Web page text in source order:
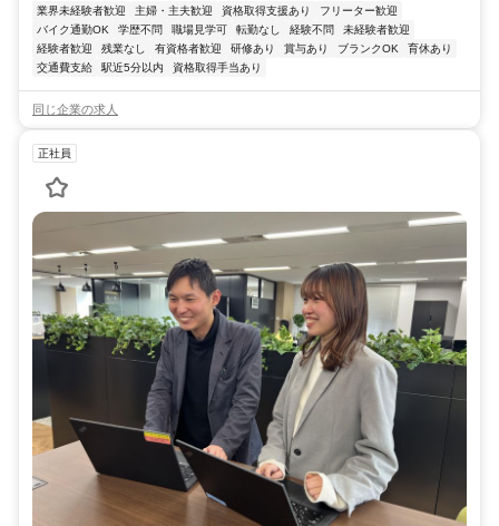
業界未経験者歓迎 主婦・主夫歓迎 資格取得支援あり
フリーター歓迎
バイク通勤OK
学歴不問 職場見学可 転勤なし 経験不問
未経験者歓迎
経験者歓迎
残業なし 有資格者歓迎 研修あり 賞与あり ブランクOK
育休あり
交通費支給
駅近5分以内 資格取得手当あり
同じ企業の求人
正社員